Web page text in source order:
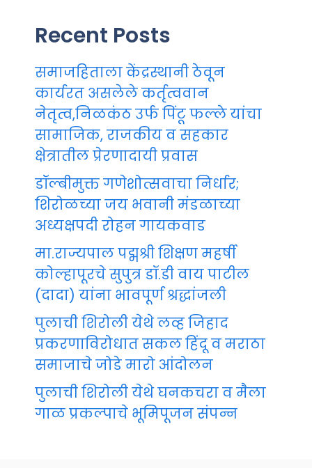
Recent Posts
समाजहिताला केंद्रस्थानी ठेवून
कार्यरत असलेले कर्तृत्ववान
नेतृत्व,निळकंठ उर्फ पिंटू फल्ले यांचा
सामाजिक, राजकीय व सहकार
क्षेत्रातील प्रेरणादायी प्रवास
डॉल्बीमुक्त गणेशोत्सवाचा निर्धार;
शिरोळच्या जय भवानी मंडळाच्या
अध्यक्षपदी रोहन गायकवाड
मा.राज्यपाल पद्मश्री शिक्षण महर्षी
कोल्हापूरचे सुपुत्र डॉ.डी वाय पाटील
(दादा) यांना भावपूर्ण श्रद्धांजली
पुलाची शिरोली येथे लव्ह जिहाद
प्रकरणाविरोधात सकल हिंदू व मराठा
समाजाचे जोडे मारो आंदोलन
पुलाची शिरोली येथे घनकचरा व मैला
गाळ प्रकल्पाचे भूमिपूजन संपन्न